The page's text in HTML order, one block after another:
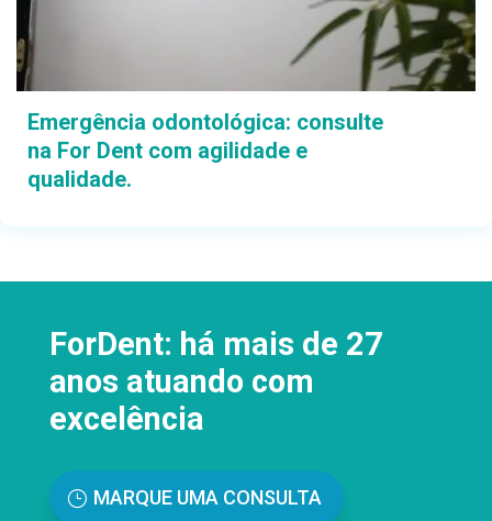
Emergência odontológica: consulte
na For Dent com agilidade e
qualidade.
ForDent: há mais de 27
anos atuando com
excelência
MARQUE UMA CONSULTA